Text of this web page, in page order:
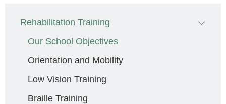
navigation
Rehabilitation Training
Our School Objectives
Orientation and Mobility
Low Vision Training
Braille Training